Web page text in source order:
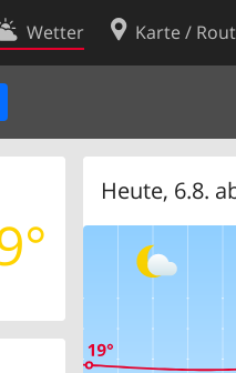
Wetter Karte /
Heute, 6.8.